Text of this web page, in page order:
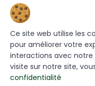
Ce site web utilise les
pour améliorer votre
interactions avec notre
visite sur notre site,
confidentialité